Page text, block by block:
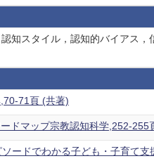
スタイル，認知的バイアス
71頁 (共著)
ドマップ宗教認知科学,252-255
ードでわかる子ども・子育て